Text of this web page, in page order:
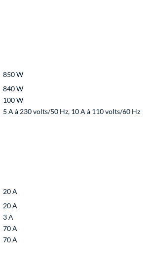
850 W
840 W
100 W
5 A à 230 volts/50 Hz, 10 A à 110 volts/60 Hz
20 A
20 A
3 A
70 A
70 A